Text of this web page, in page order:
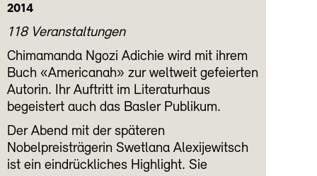
2014
118 Veranstaltungen
Chimamanda Ngozi Adichie wird mit ihrem
Buch «Americanah» zur weltweit gefeierten
Autorin. Ihr Auftritt im Literaturhaus
begeistert auch das Basler Publikum.
Der Abend mit der späteren
Nobelpreisträgerin Swetlana Alexijewitsch
ist ein eindrückliches Highlight. Sie